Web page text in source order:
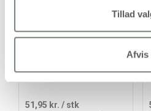
Tillad
Afvis
51,95 kr. / stk